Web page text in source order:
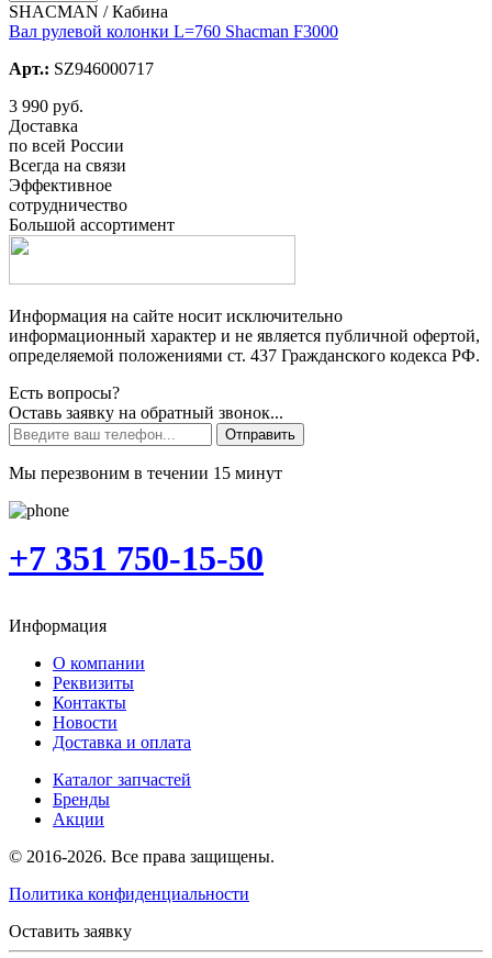
SHACMAN / Кабина
Вал рулевой колонки L=760 Shacman F3000
Арт.: SZ946000717
3 990 руб.
Доставка
по всей России
Всегда на связи
Эффективное
сотрудничество
Большой ассортимент
Информация на сайте носит исключительно
информационный характер и не является публичной офертой,
определяемой положениями ст. 437 Гражданского кодекса РФ.
Есть вопросы?
Оставь заявку на обратный звонок...
Отправить
Мы перезвоним в течении 15 минут
+7 351 750-15-50
Информация
О компании
Реквизиты
Контакты
Новости
Доставка и оплата
Каталог запчастей
Бренды
Акции
© 2016-2026. Все права защищены.
Политика конфиденциальности
Оставить заявку